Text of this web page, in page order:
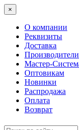
×
О компании
Реквизиты
Доставка
Производители
Мастер-
Оптовикам
Новинки
Распродажа
Оплата
Возврат